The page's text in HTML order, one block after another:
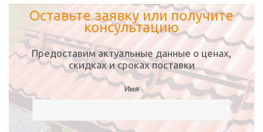
Оставьте заявку или получите
консультацию
Предоставим актуальные данные о ценах,
скидках и сроках поставки
Имя